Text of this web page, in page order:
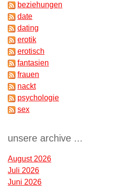
beziehungen
date
dating
erotik
erotisch
fantasien
frauen
nackt
psychologie
sex
unsere archive ...
August 2026
Juli 2026
Juni 2026